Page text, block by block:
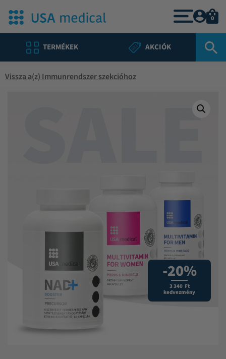
TERMÉKEK AKCIÓK
0
Vissza a(z) Immunrendszer szekcióhoz
-20%
3 340 Ft
kedvezmény